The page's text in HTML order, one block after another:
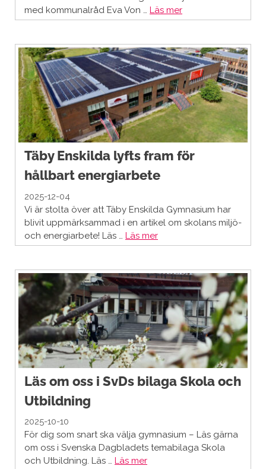
med kommunalråd Eva Von … Läs mer
Täby Enskilda lyfts fram för
hållbart energiarbete
2025-12-04
Vi är stolta över att Täby Enskilda Gymnasium har
blivit uppmärksammad i en artikel om skolans miljö-
och energiarbete! Läs … Läs mer
Läs om oss i SvDs bilaga Skola och
Utbildning
2025-10-10
För dig som snart ska välja gymnasium – Läs gärna
om oss i Svenska Dagbladets temabilaga Skola
och Utbildning. Läs … Läs mer